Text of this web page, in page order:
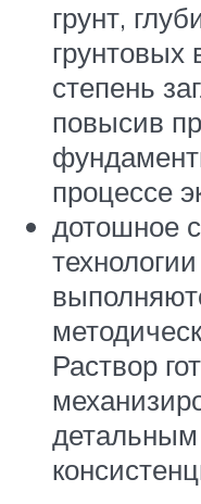
грунт,
грунтовых
степень
повысив
процессе
дотошное
Раствор